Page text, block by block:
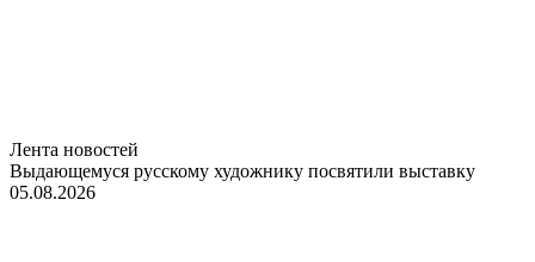
Лента новостей
Выдающемуся русскому художнику посвятили выставку
05.08.2026